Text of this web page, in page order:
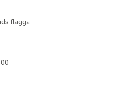
flagga